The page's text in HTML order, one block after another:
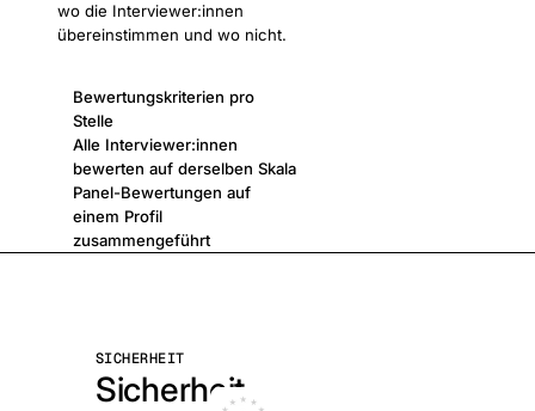
wo die Interviewer:innen
übereinstimmen und wo nicht.
Bewertungskriterien pro
Stelle
Alle Interviewer:innen
bewerten auf derselben Skala
Panel-Bewertungen auf
einem Profil
zusammengeführt
SICHERHEIT
Sicherheit